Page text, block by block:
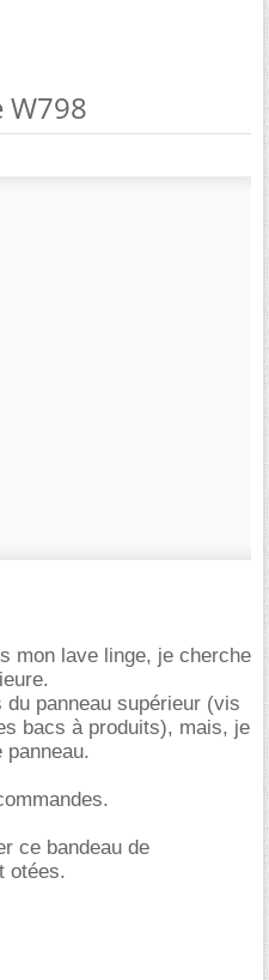
W798
mon lave linge, je cherche
panneau supérieur (vis
bacs à produits), mais, je
panneau.
ce bandeau de
otées.